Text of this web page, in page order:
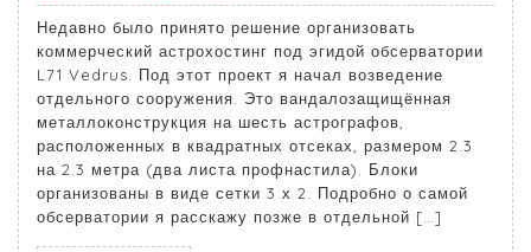
Недавно было принято решение организовать
коммерческий астрохостинг под эгидой обсерватории
L71 Vedrus. Под этот проект я начал возведение
отдельного сооружения. Это вандалозащищённая
металлоконструкция на шесть астрографов,
расположенных в квадратных отсеках, размером 2.3
на 2.3 метра (два листа профнастила). Блоки
организованы в виде сетки 3 х 2. Подробно о самой
обсерватории я расскажу позже в отдельной […]